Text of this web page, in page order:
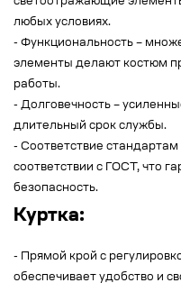
любых условиях.
- Функциональность –
элементы делают костюм
работы.
- Долговечность –
длительный срок службы.
- Соответствие стандартам
соответствии с ГОСТ, что
безопасность.
Куртка:
- Прямой крой с
обеспечивает удобство и